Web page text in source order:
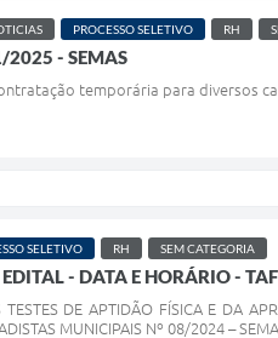
PROCESSO SELETIVO RH
2025 - SEMAS
temporária para diversos
SELETIVO RH SEM CATEGORIA
- DATA E HORÁRIO - TAF
DE APTIDÃO FÍSICA E DA
MUNICIPAIS Nº 08/2024 –